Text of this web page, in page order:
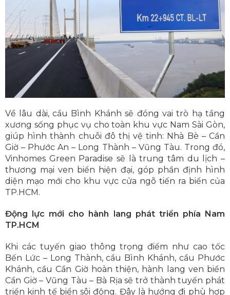
Về lâu dài, cầu Bình Khánh sẽ đóng vai trò hạ tầng
xương sống phục vụ cho toàn khu vực Nam Sài Gòn,
giúp hình thành chuỗi đô thị vệ tinh: Nhà Bè – Cần
Giờ – Phước An – Long Thành – Vũng Tàu. Trong đó,
Vinhomes Green Paradise sẽ là trung tâm du lịch –
thương mại ven biển hiện đại, góp phần định hình
diện mạo mới cho khu vực cửa ngõ tiến ra biển của
TP.HCM.
Động lực mới cho hành lang phát triển phía Nam
TP.HCM
Khi các tuyến giao thông trọng điểm như cao tốc
Bến Lức – Long Thành, cầu Bình Khánh, cầu Phước
Khánh, cầu Cần Giờ hoàn thiện, hành lang ven biển
Cần Giờ – Vũng Tàu – Bà Rịa sẽ trở thành tuyến phát
triển kinh tế biển sôi động. Đây là hướng đi phù hợp